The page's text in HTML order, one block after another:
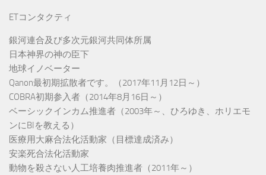
ETコンタクティ
銀河連合及び多次元銀河共同体所属
日本神界の神の臣下
地球イノベーター
Qanon最初期拡散者です。（2017年11月12日～）
COBRA初期参入者（2014年8月16日～）
ベーシックインカム推進者（2003年～、ひろゆき、ホリエモ
ンにBIを教える）
医療用大麻合法化活動家（目標達成済み）
安楽死合法化活動家
動物を殺さない人工培養肉推進者（2011年～）